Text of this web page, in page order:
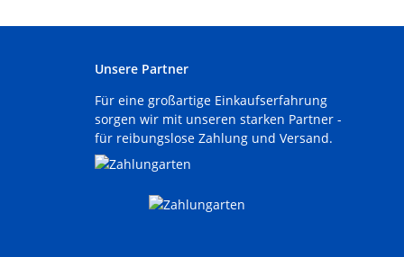
Unsere Partner
Für eine großartige Einkaufserfahrung
sorgen wir mit unseren starken Partner -
für reibungslose Zahlung und Versand.